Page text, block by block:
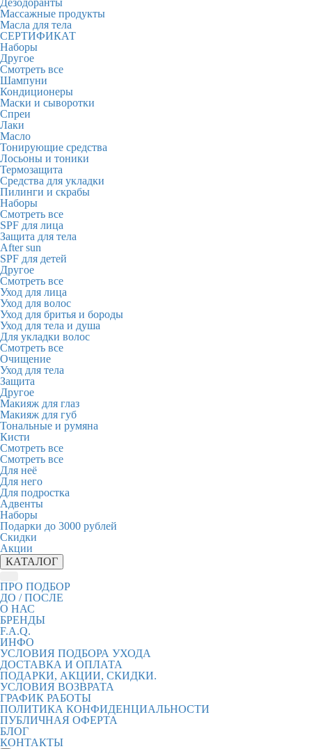
Дезодоранты
Массажные продукты
Масла для тела
СЕРТИФИКАТ
Наборы
Другое
Смотреть все
Шампуни
Кондиционеры
Маски и сыворотки
Спреи
Лаки
Масло
Тонирующие средства
Лосьоны и тоники
Термозащита
Средства для укладки
Пилинги и скрабы
Наборы
Смотреть все
SPF для лица
Защита для тела
After sun
SPF для детей
Другое
Смотреть все
Уход для лица
Уход для волос
Уход для бритья и бороды
Уход для тела и душа
Для укладки волос
Смотреть все
Очищение
Уход для тела
Защита
Другое
Макияж для глаз
Макияж для губ
Тональные и румяна
Кисти
Смотреть все
Смотреть все
Для неё
Для него
Для подростка
Адвенты
Наборы
Подарки до 3000 рублей
Скидки
Акции
КАТАЛОГ
ПРО ПОДБОР
ДО / ПОСЛЕ
О НАС
БРЕНДЫ
F.A.Q.
ИНФО
УСЛОВИЯ ПОДБОРА УХОДА
ДОСТАВКА И ОПЛАТА
ПОДАРКИ, АКЦИИ, СКИДКИ.
УСЛОВИЯ ВОЗВРАТА
ГРАФИК РАБОТЫ
ПОЛИТИКА КОНФИДЕНЦИАЛЬНОСТИ
ПУБЛИЧНАЯ ОФЕРТА
БЛОГ
КОНТАКТЫ